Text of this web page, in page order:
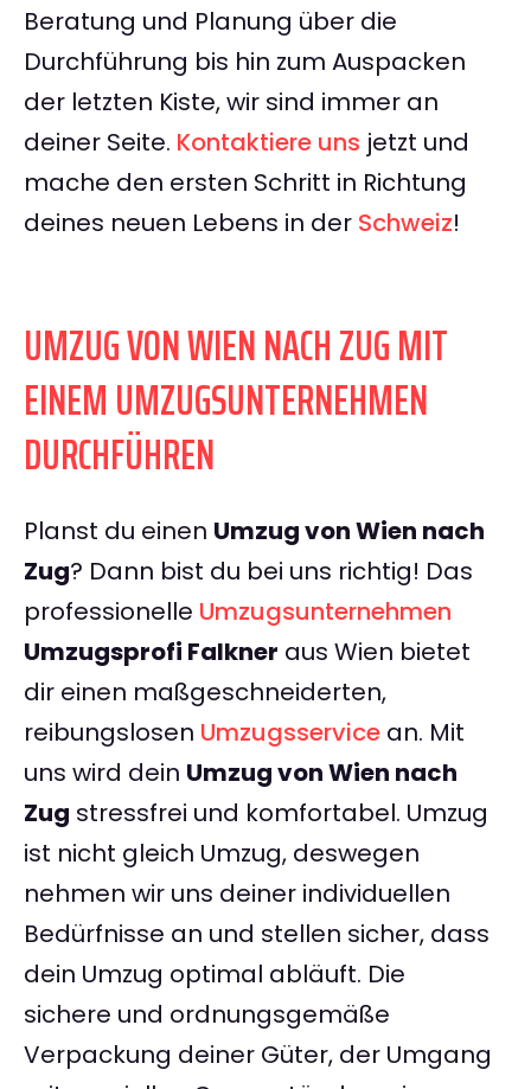
Beratung und Planung über die
Durchführung bis hin zum Auspacken
der letzten Kiste, wir sind immer an
deiner Seite. Kontaktiere uns jetzt und
mache den ersten Schritt in Richtung
deines neuen Lebens in der Schweiz!
UMZUG VON WIEN NACH ZUG MIT
EINEM UMZUGSUNTERNEHMEN
DURCHFÜHREN
Planst du einen Umzug von Wien nach
Zug? Dann bist du bei uns richtig! Das
professionelle Umzugsunternehmen
Umzugsprofi Falkner aus Wien bietet
dir einen maßgeschneiderten,
reibungslosen Umzugsservice an. Mit
uns wird dein Umzug von Wien nach
Zug stressfrei und komfortabel. Umzug
ist nicht gleich Umzug, deswegen
nehmen wir uns deiner individuellen
Bedürfnisse an und stellen sicher, dass
dein Umzug optimal abläuft. Die
sichere und ordnungsgemäße
Verpackung deiner Güter, der Umgang